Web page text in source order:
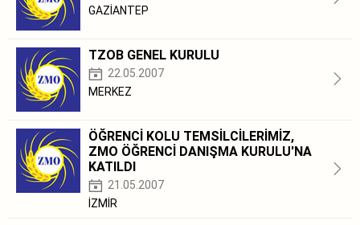
GAZİANTEP
TZOB GENEL KURULU
22.05.2007
MERKEZ
ÖĞRENCİ KOLU TEMSİLCİLERİMİZ,
ZMO ÖĞRENCİ DANIŞMA KURULU'NA
KATILDI
21.05.2007
İZMİR